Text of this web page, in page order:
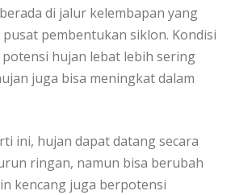
di jalur kelembapan yang
pembentukan siklon. Kondisi
hujan lebat lebih sering
juga bisa meningkat dalam
ini, hujan dapat datang secara
ringan, namun bisa berubah
kencang juga berpotensi